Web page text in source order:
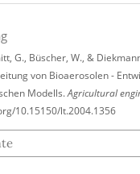
G., Büscher, W., &
von Bioaerosolen -
Modells.Agricultural
10.15150/lt.2004.1356